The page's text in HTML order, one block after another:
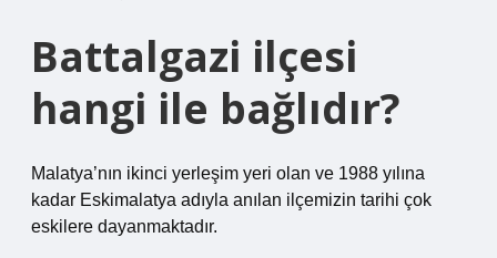
Battalgazi ilçesi
hangi ile bağlıdır?
Malatya’nın ikinci yerleşim yeri olan ve 1988 yılına
kadar Eskimalatya adıyla anılan ilçemizin tarihi çok
eskilere dayanmaktadır.